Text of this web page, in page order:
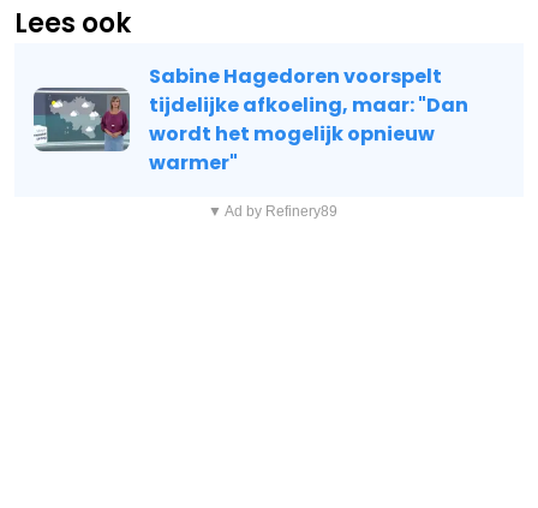
Lees ook
Sabine Hagedoren voorspelt
tijdelijke afkoeling, maar: "Dan
wordt het mogelijk opnieuw
warmer"
▼ Ad by Refinery89